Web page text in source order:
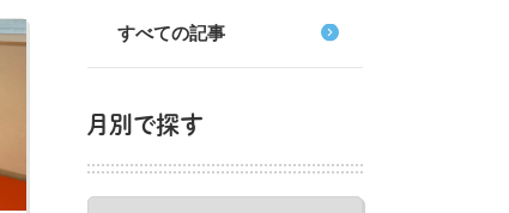
すべての記事
月別で探す